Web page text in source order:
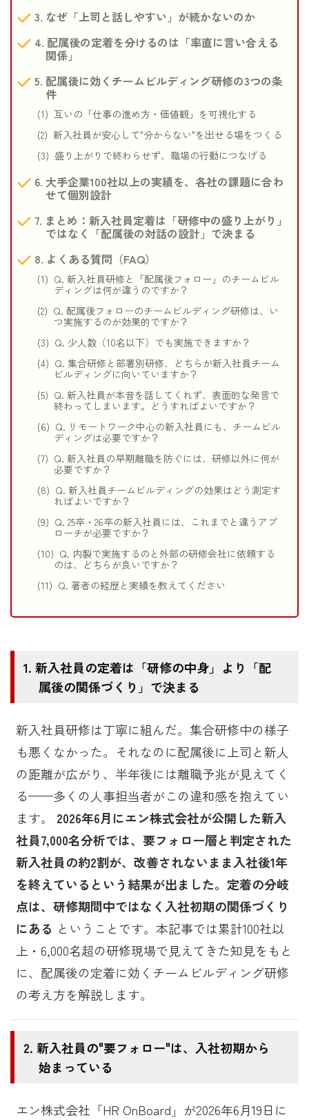
なぜ「上司と話しやすい」が続かないのか
配属後の定着を分けるのは「率直に言い合える
関係」
配属後に効くチームビルディング研修の3つの条
件
互いの「仕事の進め方・価値観」を可視化する
新入社員が安心して"分からない"を出せる場をつくる
盛り上がりで終わらせず、職場の行動につなげる
大手企業100社以上の実績を、各社の課題に合わ
せて個別設計
まとめ：新入社員定着は「研修中の盛り上がり」
ではなく「配属後の対話の設計」で決まる
よくある質問（FAQ）
Q. 新入社員研修と「配属後フォロー」のチームビル
ディングは何が違うのですか？
Q. 配属後フォローのチームビルディング研修は、い
つ実施するのが効果的ですか？
Q. 少人数（10名以下）でも実施できますか？
Q. 集合研修と部署別研修、どちらが新入社員チーム
ビルディングに向いていますか？
Q. 新入社員が本音を話してくれず、表面的な発言で
終わってしまいます。どうすればよいですか？
Q. リモートワーク中心の新入社員にも、チームビル
ディングは必要ですか？
Q. 新入社員の早期離職を防ぐには、研修以外に何が
必要ですか？
Q. 新入社員チームビルディングの効果はどう測定す
ればよいですか？
Q. 25卒・26卒の新入社員には、これまでと違うアプ
ローチが必要ですか？
Q. 内製で実施するのと外部の研修会社に依頼する
のは、どちらが良いですか？
Q. 著者の経歴と実績を教えてください
新入社員の定着は「研修の中身」より「配
属後の関係づくり」で決まる
新入社員研修は丁寧に組んだ。集合研修中の様子
も悪くなかった。それなのに配属後に上司と新人
の距離が広がり、半年後には離職予兆が見えてく
る——多くの人事担当者がこの違和感を抱えてい
ます。 2026年6月にエン株式会社が公開した新入
社員7,000名分析では、要フォロー層と判定された
新入社員の約2割が、改善されないまま入社後1年
を終えているという結果が出ました。定着の分岐
点は、研修期間中ではなく入社初期の関係づくり
にある ということです。本記事では累計100社以
上・6,000名超の研修現場で見えてきた知見をもと
に、配属後の定着に効くチームビルディング研修
の考え方を解説します。
新入社員の"要フォロー"は、入社初期から
始まっている
エン株式会社「HR OnBoard」が2026年6月19日に